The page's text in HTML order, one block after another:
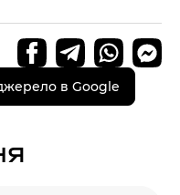
в Google